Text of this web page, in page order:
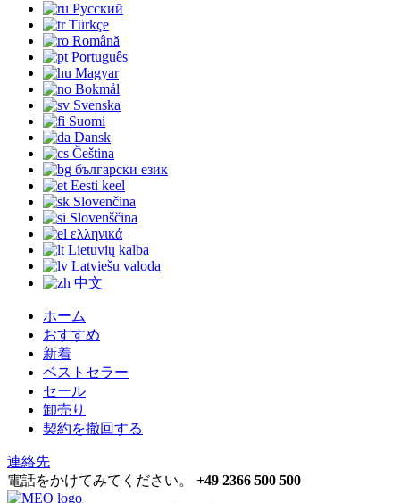
Русский
Türkçe
Română
Português
Magyar
Bokmål
Svenska
Suomi
Dansk
Čeština
български език
Eesti keel
Slovenčina
Slovenščina
ελληνικά
Lietuvių kalba
Latviešu valoda
中文
ホーム
おすすめ
新着
ベストセラー
セール
卸売り
契約を撤回する
連絡先
電話をかけてみてください。 +49 2366 500 500